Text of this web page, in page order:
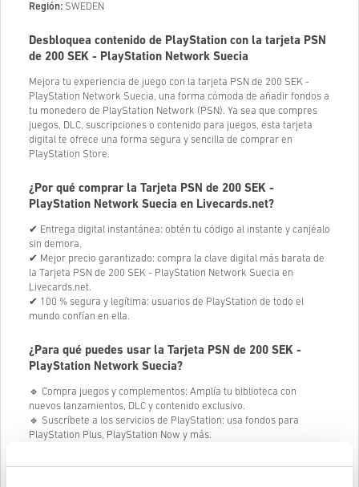
Región: SWEDEN
Desbloquea contenido de PlayStation con la tarjeta PSN
de 200 SEK - PlayStation Network Suecia
Mejora tu experiencia de juego con la tarjeta PSN de 200 SEK -
PlayStation Network Suecia, una forma cómoda de añadir fondos a
tu monedero de PlayStation Network (PSN). Ya sea que compres
juegos, DLC, suscripciones o contenido para juegos, esta tarjeta
digital te ofrece una forma segura y sencilla de comprar en
PlayStation Store.
¿Por qué comprar la Tarjeta PSN de 200 SEK -
PlayStation Network Suecia en Livecards.net?
✔ Entrega digital instantánea: obtén tu código al instante y canjéalo
sin demora.
✔ Mejor precio garantizado: compra la clave digital más barata de
la Tarjeta PSN de 200 SEK - PlayStation Network Suecia en
Livecards.net.
✔ 100 % segura y legítima: usuarios de PlayStation de todo el
mundo confían en ella.
¿Para qué puedes usar la Tarjeta PSN de 200 SEK -
PlayStation Network Suecia?
🔹 Compra juegos y complementos: Amplía tu biblioteca con
nuevos lanzamientos, DLC y contenido exclusivo.
🔹 Suscríbete a los servicios de PlayStation: usa fondos para
PlayStation Plus, PlayStation Now y más.
entretenimiento directamente desde PlayStation Store.